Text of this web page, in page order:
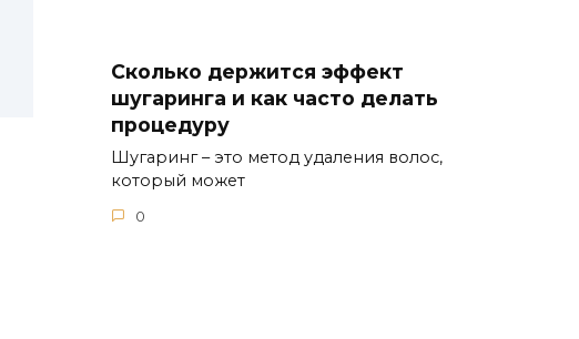
Сколько держится эффект
шугаринга и как часто делать
процедуру
Шугаринг – это метод удаления волос,
который может
0